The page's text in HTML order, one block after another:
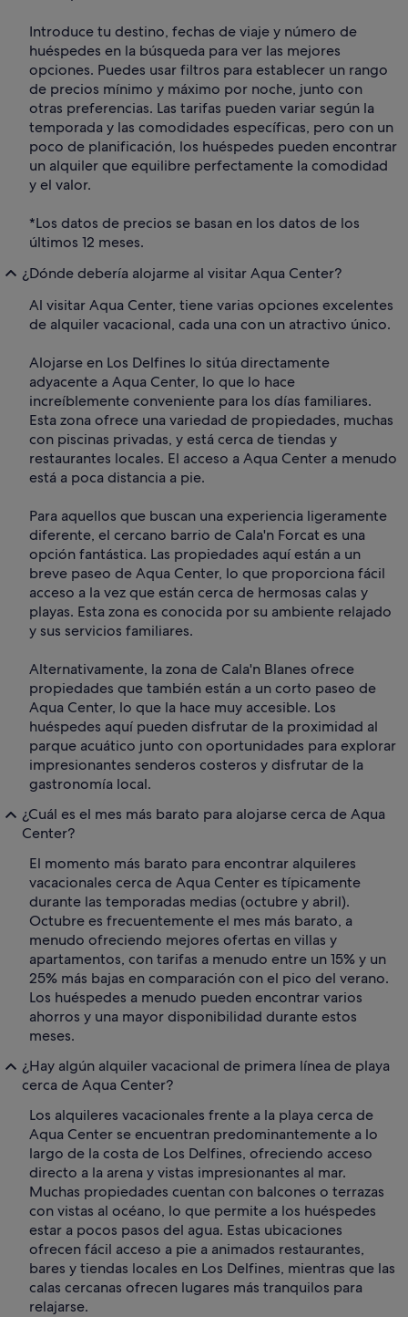
Introduce tu destino, fechas de viaje y número de
huéspedes en la búsqueda para ver las mejores
opciones. Puedes usar filtros para establecer un rango
de precios mínimo y máximo por noche, junto con
otras preferencias. Las tarifas pueden variar según la
temporada y las comodidades específicas, pero con un
poco de planificación, los huéspedes pueden encontrar
un alquiler que equilibre perfectamente la comodidad
y el valor.
*Los datos de precios se basan en los datos de los
últimos 12 meses.
¿Dónde debería alojarme al visitar Aqua Center?
Al visitar Aqua Center, tiene varias opciones excelentes
de alquiler vacacional, cada una con un atractivo único.
Alojarse en Los Delfines lo sitúa directamente
adyacente a Aqua Center, lo que lo hace
increíblemente conveniente para los días familiares.
Esta zona ofrece una variedad de propiedades, muchas
con piscinas privadas, y está cerca de tiendas y
restaurantes locales. El acceso a Aqua Center a menudo
está a poca distancia a pie.
Para aquellos que buscan una experiencia ligeramente
diferente, el cercano barrio de Cala'n Forcat es una
opción fantástica. Las propiedades aquí están a un
breve paseo de Aqua Center, lo que proporciona fácil
acceso a la vez que están cerca de hermosas calas y
playas. Esta zona es conocida por su ambiente relajado
y sus servicios familiares.
Alternativamente, la zona de Cala'n Blanes ofrece
propiedades que también están a un corto paseo de
Aqua Center, lo que la hace muy accesible. Los
huéspedes aquí pueden disfrutar de la proximidad al
parque acuático junto con oportunidades para explorar
impresionantes senderos costeros y disfrutar de la
gastronomía local.
¿Cuál es el mes más barato para alojarse cerca de Aqua
Center?
El momento más barato para encontrar alquileres
vacacionales cerca de Aqua Center es típicamente
durante las temporadas medias (octubre y abril).
Octubre es frecuentemente el mes más barato, a
menudo ofreciendo mejores ofertas en villas y
apartamentos, con tarifas a menudo entre un 15% y un
25% más bajas en comparación con el pico del verano.
Los huéspedes a menudo pueden encontrar varios
ahorros y una mayor disponibilidad durante estos
meses.
¿Hay algún alquiler vacacional de primera línea de playa
cerca de Aqua Center?
Los alquileres vacacionales frente a la playa cerca de
Aqua Center se encuentran predominantemente a lo
largo de la costa de Los Delfines, ofreciendo acceso
directo a la arena y vistas impresionantes al mar.
Muchas propiedades cuentan con balcones o terrazas
con vistas al océano, lo que permite a los huéspedes
estar a pocos pasos del agua. Estas ubicaciones
ofrecen fácil acceso a pie a animados restaurantes,
bares y tiendas locales en Los Delfines, mientras que las
calas cercanas ofrecen lugares más tranquilos para
relajarse.